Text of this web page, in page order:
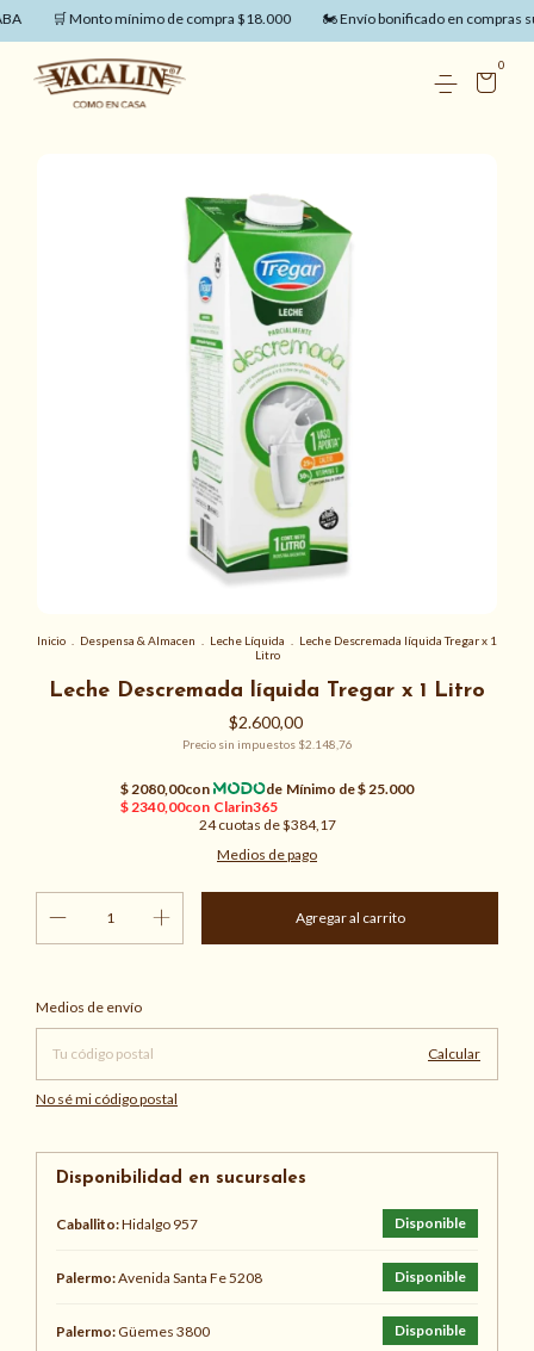
🛒 Monto mínimo de compra $18.000 🏍️ Envío bonificado en compras
0
Inicio Despensa & Almacen Leche Líquida
Leche Descremada líquida Tregar x 1
Litro
Leche Descremada líquida Tregar x 1 Litro
$2.600,00
Precio sin impuestos $2.148,76
24 cuotas de$384,17
Medios de pago
Entregas para el CP:
Medios de envío
Calcular
No sé mi código postal
Disponibilidad en sucursales
Caballito:Hidalgo 957 Disponible
Palermo:Avenida Santa Fe 5208 Disponible
Palermo: Güemes 3800 Disponible